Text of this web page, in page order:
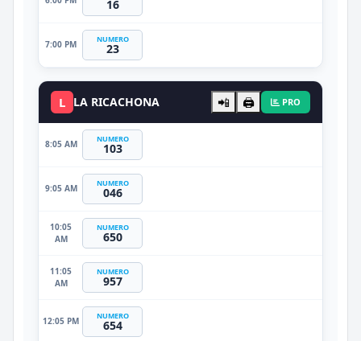
16
7:00 PM NUMERO
23
L LA RICACHONA 📲 🖨️ PRO
8:05 AM NUMERO
103
9:05 AM NUMERO
046
10:05
AM
NUMERO
650
11:05
AM
NUMERO
957
12:05 PM NUMERO
654